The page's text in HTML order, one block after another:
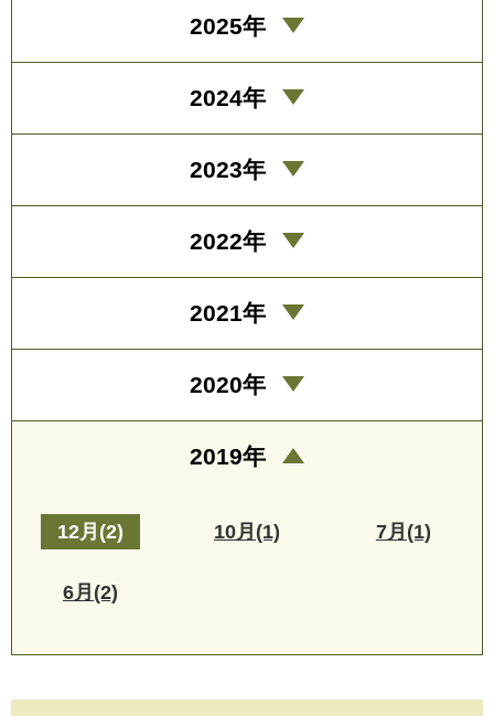
2025年
2024年
2023年
2022年
2021年
2020年
2019年
12月(2) 10月(1) 7月(1)
6月(2)